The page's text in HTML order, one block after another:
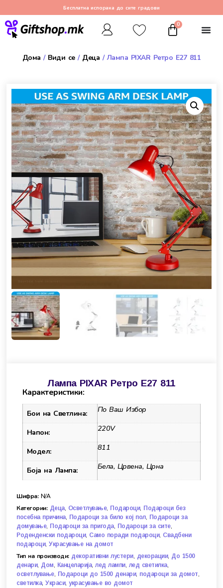
Бесплатна испорака до сите градови
0
Дома / Види се/ Деца / Лампа PIXAR Ретро Е27 811
Лампа PIXAR Ретро Е27 811
Карактеристики:
Бои на Светлина: По Ваш Избор
Напон: 220V
Модел: 811
Боја на Лампа: Бела, Црвена, Црна
Шифра: N/A
Категории: Деца, Осветлување, Подароци, Подароци без
посебна причина, Подароци за било кој пол, Подароци за
домување, Подароци за пригода, Подароци за сите,
Роденденски подароци, Само поради подароци, Свадбени
подароци,Украсување на домот
Тип на производи: декоративни лустери, декорации, До 1500
денари, Дом, Канцеларија,лед лампи, лед светилка,
осветлување, Подароци до 1500 денари, подароци за домот,
светилка,Украси,украсување во домот